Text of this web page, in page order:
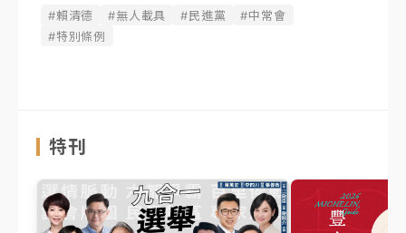
#賴清德 #無人載具 #民進黨
#中常會
#特別條例
特刊